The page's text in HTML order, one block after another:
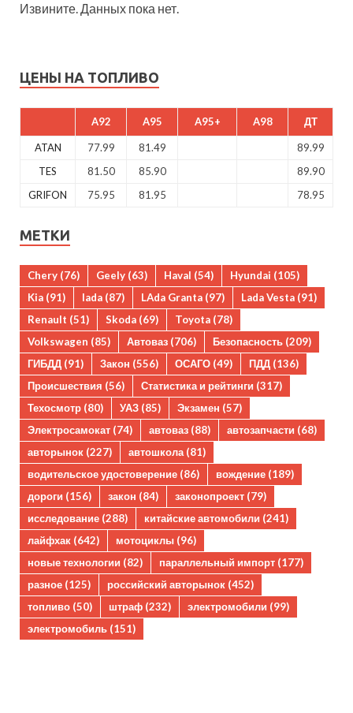
Извините. Данных пока нет.
ЦЕНЫ НА ТОПЛИВО
A92 A95 A95+ A98 ДТ
ATAN 77.99 81.49
89.99
TES
81.50 85.90
89.90
GRIFON
75.95 81.95 78.95
МЕТКИ
Chery (76) Geely (63) Haval (54) Hyundai (105)
Kia (91) lada (87) LAda Granta (97) Lada Vesta (91)
Renault (51) Skoda (69) Toyota (78)
Volkswagen (85) Автоваз (706) Безопасность (209)
ГИБДД (91) Закон (556) ОСАГО (49) ПДД (136)
Происшествия (56) Статистика и рейтинги (317)
Техосмотр (80) УАЗ (85) Экзамен (57)
Электросамокат (74) автоваз (88) автозапчасти (68)
авторынок (227) автошкола(81)
водительское удостоверение (86) вождение (189)
дороги (156) закон (84) законопроект (79)
исследование (288) китайские автомобили (241)
лайфхак (642) мотоциклы (96)
новые технологии (82) параллельный импорт (177)
разное (125) российский авторынок (452)
топливо (50) штраф (232) электромобили (99)
электромобиль (151)